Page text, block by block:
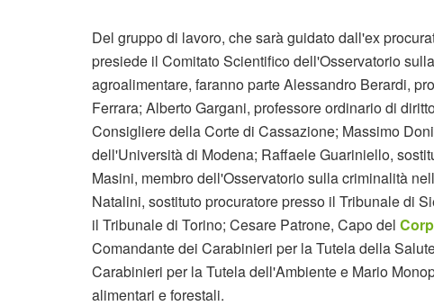
Del gruppo di lavoro, che sarà guidato dall'ex
presiede il Comitato Scientifico dell'Osservatorio
agroalimentare, faranno parte Alessandro Berardi,
Ferrara; Alberto Gargani, professore ordinario di
Consigliere della Corte di Cassazione; Massimo
dell'Università di Modena; Raffaele Guariniello,
Masini, membro dell'Osservatorio sulla criminalità
Natalini, sostituto procuratore presso il Tribunale di
il Tribunale di Torino; Cesare Patrone, Capo del
Comandante dei Carabinieri per la Tutela della
Carabinieri per la Tutela dell'Ambiente e Mario
alimentari e forestali.